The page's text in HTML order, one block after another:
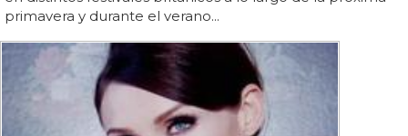
primavera y durante el verano...